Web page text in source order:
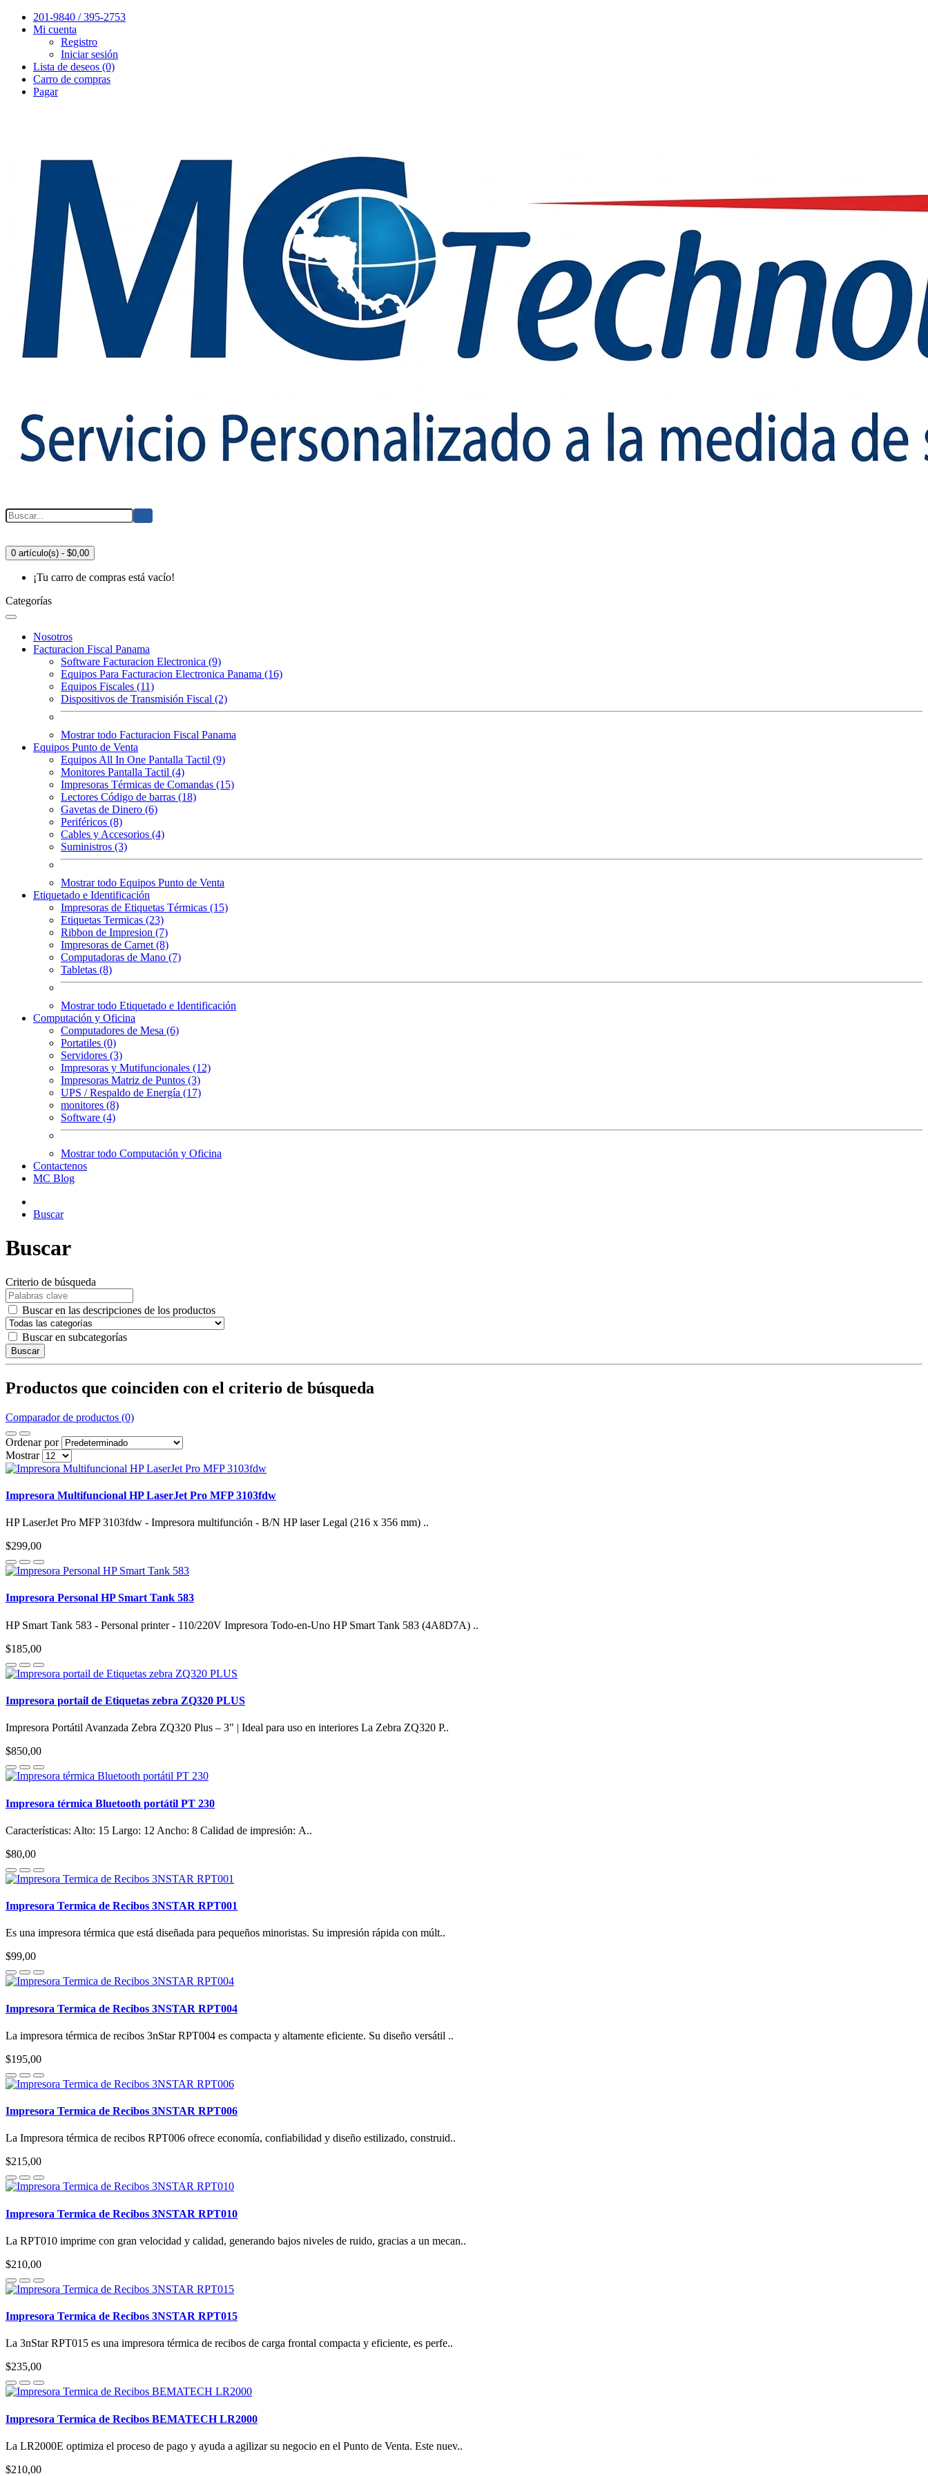
201-9840 / 395-2753
Mi cuenta
Registro
Iniciar sesión
Lista de deseos (0)
Carro de compras
Pagar
0 artículo(s) - $0,00
¡Tu carro de compras está vacío!
Categorías
Nosotros
Facturacion Fiscal Panama
Software Facturacion Electronica (9)
Equipos Para Facturacion Electronica Panama (16)
Equipos Fiscales (11)
Dispositivos de Transmisión Fiscal (2)
Mostrar todo Facturacion Fiscal Panama
Equipos Punto de Venta
Equipos All In One Pantalla Tactil (9)
Monitores Pantalla Tactil (4)
Impresoras Térmicas de Comandas (15)
Lectores Código de barras (18)
Gavetas de Dinero (6)
Periféricos (8)
Cables y Accesorios (4)
Suministros (3)
Mostrar todo Equipos Punto de Venta
Etiquetado e Identificación
Impresoras de Etiquetas Térmicas (15)
Etiquetas Termicas (23)
Ribbon de Impresion (7)
Impresoras de Carnet (8)
Computadoras de Mano (7)
Tabletas (8)
Mostrar todo Etiquetado e Identificación
Computación y Oficina
Computadores de Mesa (6)
Portatiles (0)
Servidores (3)
Impresoras y Mutifuncionales (12)
Impresoras Matriz de Puntos (3)
UPS / Respaldo de Energía (17)
monitores (8)
Software (4)
Mostrar todo Computación y Oficina
Contactenos
MC Blog
Buscar
Buscar
Criterio de búsqueda
Buscar en las descripciones de los productos
Buscar en subcategorías
Buscar
Productos que coinciden con el criterio de búsqueda
Comparador de productos (0)
Ordenar por
Mostrar
Impresora Multifuncional HP LaserJet Pro MFP 3103fdw
HP LaserJet Pro MFP 3103fdw - Impresora multifunción - B/N HP laser Legal (216 x 356 mm) ..
$299,00
Impresora Personal HP Smart Tank 583
HP Smart Tank 583 - Personal printer - 110/220V Impresora Todo-en-Uno HP Smart Tank 583 (4A8D7A) ..
$185,00
Impresora portail de Etiquetas zebra ZQ320 PLUS
Impresora Portátil Avanzada Zebra ZQ320 Plus – 3" | Ideal para uso en interiores La Zebra ZQ320 P..
$850,00
Impresora térmica Bluetooth portátil PT 230
Características: Alto: 15 Largo: 12 Ancho: 8 Calidad de impresión: A..
$80,00
Impresora Termica de Recibos 3NSTAR RPT001
Es una impresora térmica que está diseñada para pequeños minoristas. Su impresión rápida con múlt..
$99,00
Impresora Termica de Recibos 3NSTAR RPT004
La impresora térmica de recibos 3nStar RPT004 es compacta y altamente eficiente. Su diseño versátil ..
$195,00
Impresora Termica de Recibos 3NSTAR RPT006
La Impresora térmica de recibos RPT006 ofrece economía, confiabilidad y diseño estilizado, construid..
$215,00
Impresora Termica de Recibos 3NSTAR RPT010
La RPT010 imprime con gran velocidad y calidad, generando bajos niveles de ruido, gracias a un mecan..
$210,00
Impresora Termica de Recibos 3NSTAR RPT015
La 3nStar RPT015 es una impresora térmica de recibos de carga frontal compacta y eficiente, es perfe..
$235,00
Impresora Termica de Recibos BEMATECH LR2000
La LR2000E optimiza el proceso de pago y ayuda a agilizar su negocio en el Punto de Venta. Este nuev..
$210,00